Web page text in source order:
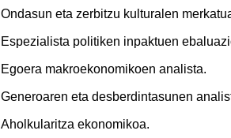
Ondasun eta zerbitzu kulturalen
Espezialista politiken inpaktuen
Egoera makroekonomikoen analista.
Generoaren eta desberdintasunen
Aholkularitza ekonomikoa.